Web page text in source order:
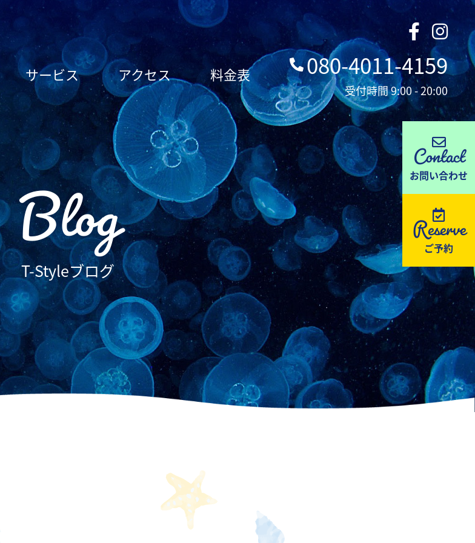
サービス アクセス 料金表 080-4011-4159
受付時間 9:00 - 20:00
Blog
T-Styleブログ
Contact
お問い合わせ
Reserve
ご予約